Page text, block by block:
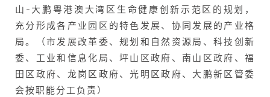
首
页
行
山-大鹏粤港澳大湾区生命健康创新示范区的规划，
充分形成各产业园区的特色发展、协同发展的产业格
局。（市发展改革委、规划和自然资源局、科技创新
委、工业和信息化局、坪山区政府、南山区政府、福
田区政府、龙岗区政府、光明区政府、大鹏新区管委
会按职能分工负责）